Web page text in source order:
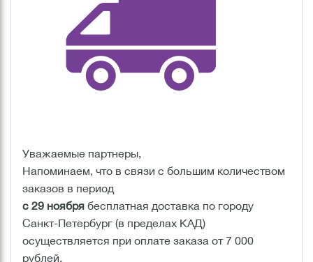
Уважаемые партнеры,
Напоминаем, что в связи с большим количеством
заказов в период
с 29 ноября бесплатная доставка по городу
Санкт-Петербург (в пределах КАД)
осуществляется при оплате заказа от 7 000
рублей.